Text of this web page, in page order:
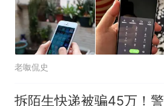
老呶侃史
拆陌生快递被骗45万！警